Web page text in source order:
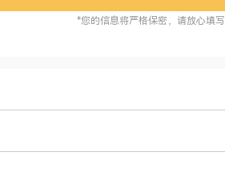
*您的信息将严格保密，请放心填写